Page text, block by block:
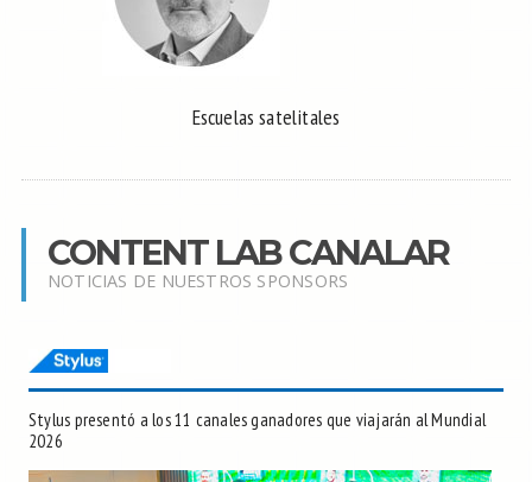
Escuelas satelitales
CONTENT LAB CANALAR
NOTICIAS DE NUESTROS SPONSORS
Stylus presentó a los 11 canales ganadores que viajarán al Mundial
2026